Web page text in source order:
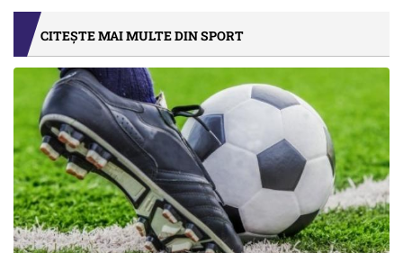
CITEȘTE MAI MULTE DIN SPORT